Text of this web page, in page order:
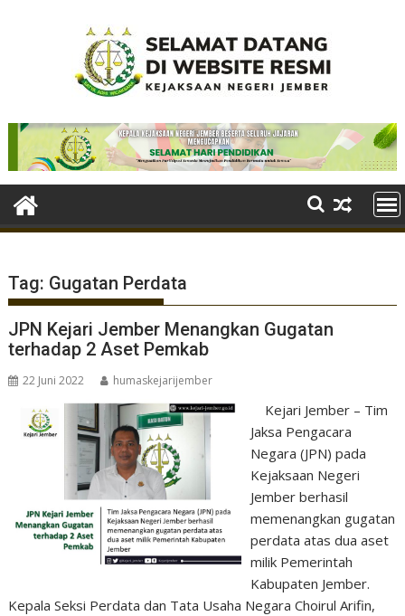
Tag: Gugatan Perdata
JPN Kejari Jember Menangkan Gugatan
terhadap 2 Aset Pemkab
22 Juni 2022 humaskejarijember
Kejari Jember – Tim
Jaksa Pengacara
Negara (JPN) pada
Kejaksaan Negeri
Jember berhasil
memenangkan gugatan
perdata atas dua aset
milik Pemerintah
Kabupaten Jember.
Kepala Seksi Perdata dan Tata Usaha Negara Choirul Arifin,